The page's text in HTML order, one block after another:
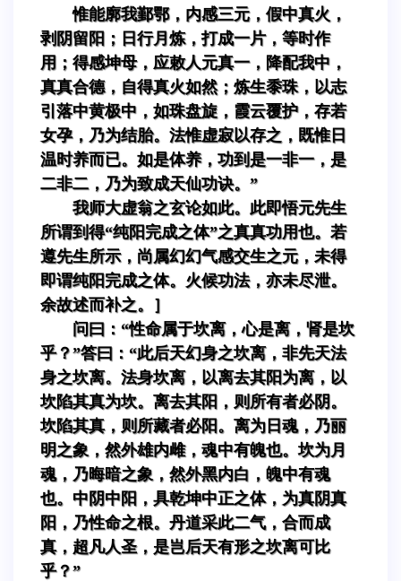
惟能廓我鄞鄂，内感三元，假中真火，
剥阴留阳；日行月炼，打成一片，等时作
用；得感坤母，应敕人元真一，降配我中，
真真合德，自得真火如然；炼生黍珠，以志
引落中黄极中，如珠盘旋，霞云覆护，存若
女孕，乃为结胎。法惟虚寂以存之，既惟日
温时养而已。如是体养，功到是一非一，是
二非二，乃为致成天仙功诀。”
我师大虚翁之玄论如此。此即悟元先生
所谓到得“纯阳完成之体”之真真功用也。若
遵先生所示，尚属幻幻气感交生之元，未得
即谓纯阳完成之体。火候功法，亦未尽泄。
余故述而补之。］
问曰：“性命属于坎离，心是离，肾是坎
乎？”答曰：“此后天幻身之坎离，非先天法
身之坎离。法身坎离，以离去其阳为离，以
坎陷其真为坎。离去其阳，则所有者必阴。
坎陷其真，则所藏者必阳。离为日魂，乃丽
明之象，然外雄内雌，魂中有魄也。坎为月
魂，乃晦暗之象，然外黑内白，魄中有魂
也。中阴中阳，具乾坤中正之体，为真阴真
阳，乃性命之根。丹道采此二气，合而成
真，超凡人圣，是岂后天有形之坎离可比
乎？”